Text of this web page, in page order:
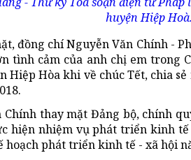
huyện Hiệp
đồng chí Nguyễn Văn Chính -
tình cảm của anh chị em trong
Hiệp Hòa khi về chúc Tết, chia
thay mặt Đảng bộ, chính
hiện nhiệm vụ phát triển kinh tế
phát triển kinh tế - xã hội